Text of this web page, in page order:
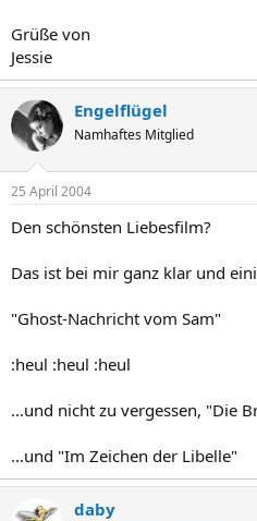
Grüße von
Jessie
Engelflügel
Namhaftes Mitglied
25 April 2004
Den schönsten Liebesfilm?
Das ist bei mir ganz klar und
"Ghost-Nachricht vom Sam"
:heul :heul :heul
...und nicht zu vergessen, "Die
...und "Im Zeichen der Libelle"
daby